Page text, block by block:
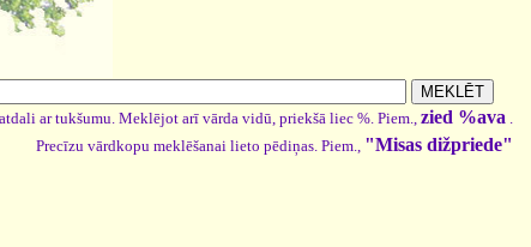
ar tukšumu. Meklējot arī vārda vidū, priekšā liec %. Piem., zied %ava .
Precīzu vārdkopu meklēšanai lieto pēdiņas. Piem., "Misas dižpriede"